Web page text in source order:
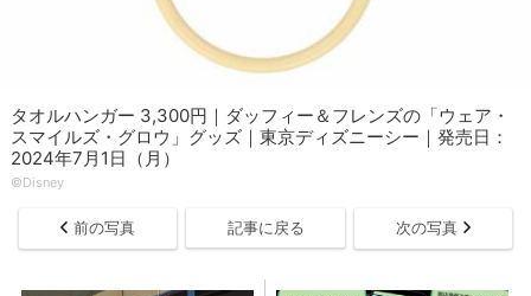
タオルハンガー 3,300円｜ダッフィー＆フレンズの「ウェア・
スマイルズ・グロウ」グッズ｜東京ディズニーシー｜発売日：
2024年7月1日（月）
©Disney
前の写真 記事に戻る 次の写真